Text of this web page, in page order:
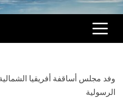
وفد مجلس أساقفة أفريقيا
الرسولية